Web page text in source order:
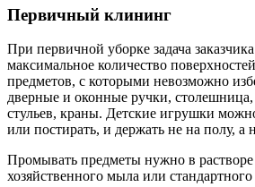
Первичный клининг
При первичной уборке задача
максимальное количество
предметов, с которыми невозможно
дверные и оконные ручки,
стульев, краны. Детские игрушки
или постирать, и держать не на полу, а
Промывать предметы нужно в
хозяйственного мыла или